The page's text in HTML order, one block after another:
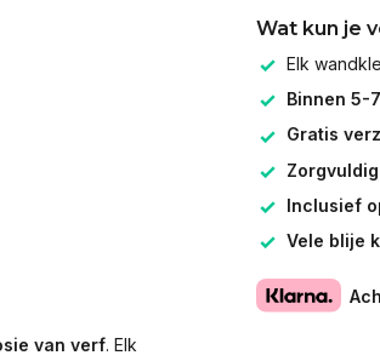
van verf. Elk
Wat kun je
Elk
Binnen 5-
Gratis
Inclusief
Vele blije